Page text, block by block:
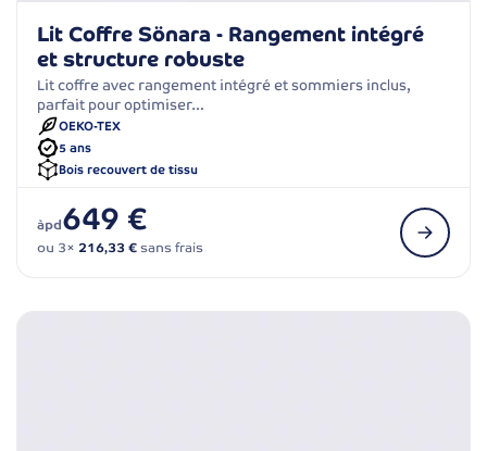
Lit Coffre Sönara - Rangement intégré
et structure robuste
Lit coffre avec rangement intégré et sommiers inclus,
parfait pour optimiser…
OEKO-TEX
5 ans
Bois recouvert de tissu
àpd649 €
ou 3× 216,33 €sans frais